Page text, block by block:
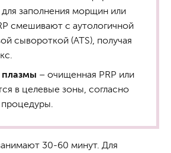
заполнения морщин или
смешивают с аутологичной
сывороткой (ATS), получая
плазмы – очищенная PRP или
в целевые зоны, согласно
30-60 минут. Для